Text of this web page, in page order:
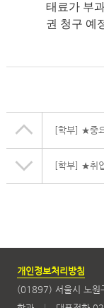
태료가 부
권 청구 예
[학부] ★중
[학부] ★취
개인정보처리방침
(01897) 서울시 노원